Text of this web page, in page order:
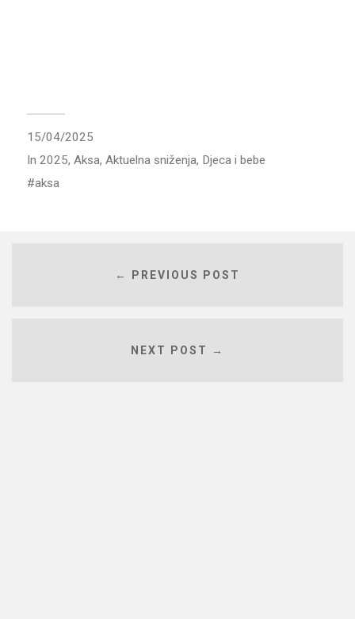
15/04/2025
In 2025, Aksa, Aktuelna sniženja, Djeca i bebe
aksa
← PREVIOUS POST
NEXT POST →